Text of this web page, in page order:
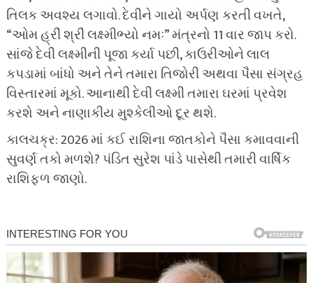
તિલક અવશ્ય લગાવો. દેવીને ગાયો અર્પણ કરતી વખતે,
“ઓમ હ્રીં શ્રીં લક્ષ્મીભ્યો નમઃ” મંત્રનો 11 વાર જાપ કરો.
સાંજે દેવી લક્ષ્મીની પૂજા કર્યા પછી, કાઉરીઓને લાલ
કપડામાં બાંધો અને તેને તમારા તિજોરી અથવા પૈસા સંગ્રહ
વિસ્તારમાં મૂકો. આનાથી દેવી લક્ષ્મી તમારા ઘરમાં પ્રવેશ
કરશે અને નાણાકીય મુશ્કેલીઓ દૂર થશે.
કાલચક્ર: 2026 માં કઈ રાશિના જાતકોને પૈસા કમાવવાની
સુવર્ણ તકો મળશે? પંડિત સુરેશ પાંડે પાસેથી તમારી વાર્ષિક
રાશિફળ જાણો.